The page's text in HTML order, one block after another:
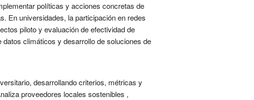
políticas y acciones concretas de
En universidades, la participación en redes
piloto y evaluación de efectividad de
climáticos y desarrollo de soluciones de
desarrollando criterios, métricas y
proveedores locales sostenibles ,